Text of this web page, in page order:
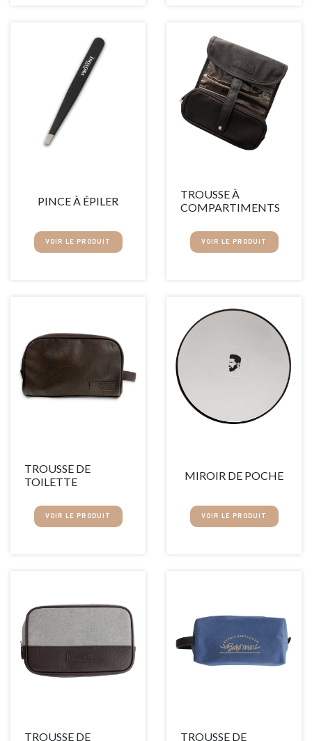
PINCE À ÉPILER
VOIR LE PRODUIT
TROUSSE À
COMPARTIMENTS
VOIR LE PRODUIT
TROUSSE DE
TOILETTE
VOIR LE PRODUIT
MIROIR DE POCHE
VOIR LE PRODUIT
TROUSSE DE
TROUSSE DE